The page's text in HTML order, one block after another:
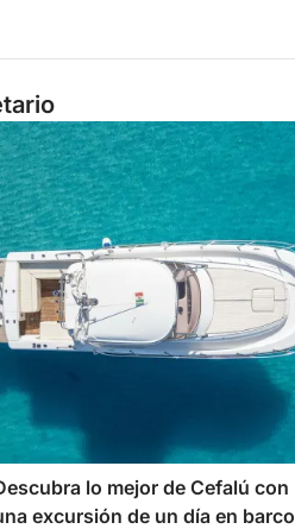
lo mejor de Cefalú con
excursión de un día en barco